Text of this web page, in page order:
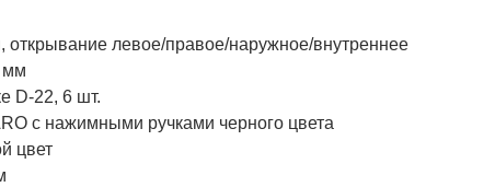
левое/правое/наружное/внутреннее
D-22, 6 шт.
с нажимными ручками черного цвета
цвет​​​​​​​